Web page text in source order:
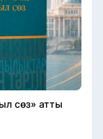
сөз» атты